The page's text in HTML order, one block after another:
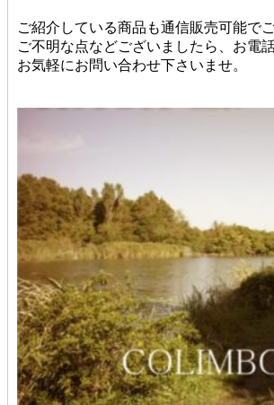
ご紹介している商品も通信販売可能で
ご不明な点などございましたら、お電
お気軽にお問い合わせ下さいませ。